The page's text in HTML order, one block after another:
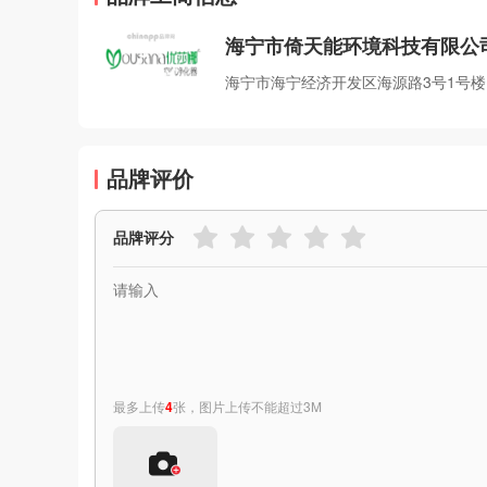
海宁市倚天能环境科技有限公
海宁市海宁经济开发区海源路3号1号楼
品牌评价
品牌评分
最多上传4张，图片上传不能超过3M